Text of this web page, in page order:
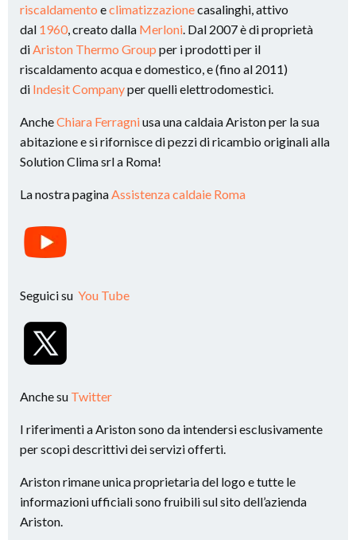
riscaldamento eclimatizzazionecasalinghi, attivo
dal 1960 , creato dalla Merloni . Dal 2007 è di proprietà
di Ariston Thermo Group per i prodotti per il
riscaldamento acqua e domestico, e (fino al 2011)
di Indesit Companyper quelli elettrodomestici.
AncheChiara Ferragniusa una caldaia Ariston per la sua
abitazione e si rifornisce di pezzi di ricambio originali alla
Solution Clima srl a Roma!
La nostra pagina Assistenza caldaie Roma
Seguici su You Tube
Anche su Twitter
I riferimenti a Ariston sono da intendersi esclusivamente
per scopi descrittivi dei servizi offerti.
Ariston rimane unica proprietaria del logo e tutte le
informazioni ufficiali sono fruibili sul sito dell’azienda
Ariston.